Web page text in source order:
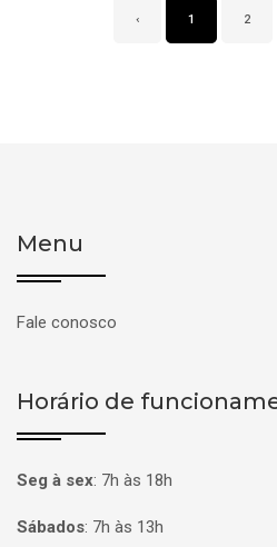
‹ 1 2
Menu
Fale conosco
Horário de
Seg à sex: 7h às 18h
Sábados: 7h às 13h